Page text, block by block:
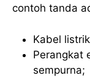
contoh tanda
Kabel
Perangkat
sempurna;